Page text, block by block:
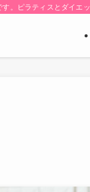
。ピラティスとダイエ